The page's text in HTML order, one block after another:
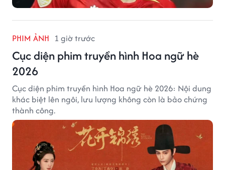
PHIM ẢNH 1 giờ trước
Cục diện phim truyền hình Hoa ngữ hè
2026
Cục diện phim truyền hình Hoa ngữ hè 2026: Nội dung
khác biệt lên ngôi, lưu lượng không còn là bảo chứng
thành công.